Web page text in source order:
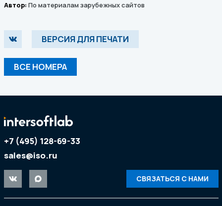
Автор: По материалам зарубежных сайтов
ВЕРСИЯ ДЛЯ ПЕЧАТИ
ВСЕ НОМЕРА
+7 (495) 128-69-33
sales@iso.ru
СВЯЗАТЬСЯ С НАМИ